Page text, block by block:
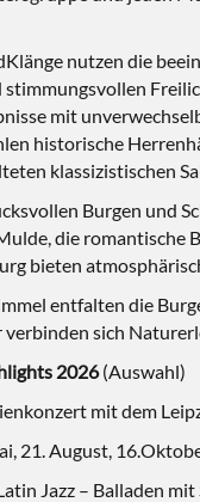
nutzen die
stimmungsvollen
mit
historische
klassizistischen
Burgen und
die romantische
bieten
entfalten die
sich
2026(Auswahl)
mit dem
21. August,
Jazz – Balladen